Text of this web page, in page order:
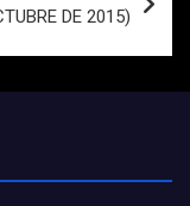
DE 2015)